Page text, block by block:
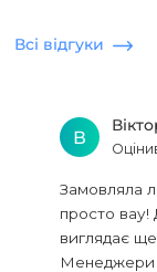
Всі відгуки
В
Замовляла
просто вау!
виглядає
Менеджери